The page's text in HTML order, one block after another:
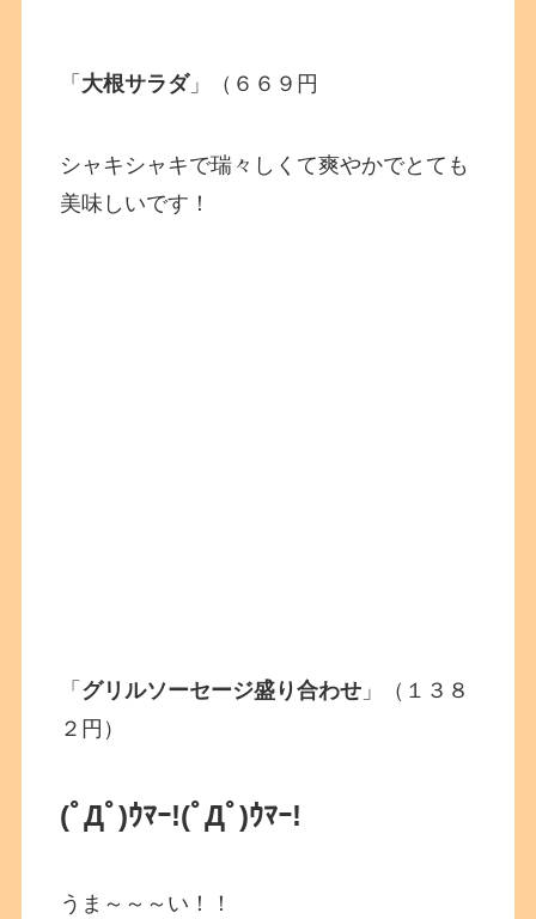
「 大根サラダ」（６６９円
シャキシャキで瑞々しくて爽やかでとても
美味しいです！
「 グリルソーセージ盛り合わせ 」（１３８
２円）
(ﾟДﾟ)ｳﾏｰ!(ﾟДﾟ)ｳﾏｰ!
うま～～～い！！